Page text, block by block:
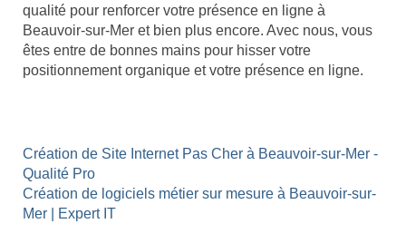
qualité pour renforcer votre présence en ligne à
Beauvoir-sur-Mer et bien plus encore. Avec nous, vous
êtes entre de bonnes mains pour hisser votre
positionnement organique et votre présence en ligne.
Création de Site Internet Pas Cher à Beauvoir-sur-Mer -
Qualité Pro
Création de logiciels métier sur mesure à Beauvoir-sur-
Mer | Expert IT